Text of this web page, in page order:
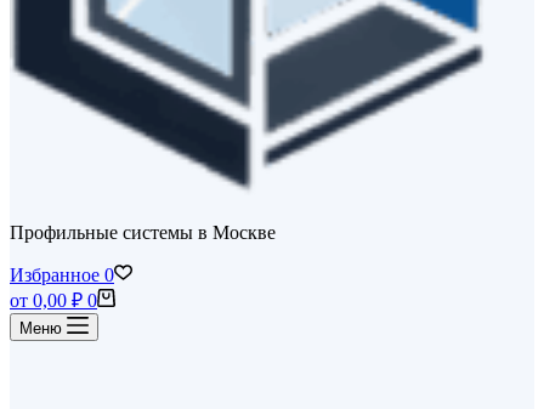
Профильные системы в Москве
Избранное 0
Корзина
от 0,00 ₽ 0
Меню